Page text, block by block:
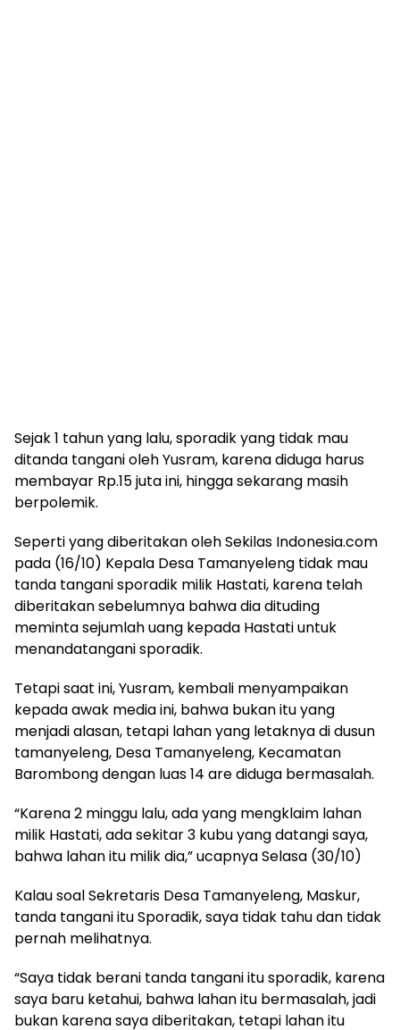
Sejak 1 tahun yang lalu, sporadik yang tidak mau
ditanda tangani oleh Yusram, karena diduga harus
membayar Rp.15 juta ini, hingga sekarang masih
berpolemik.
Seperti yang diberitakan oleh Sekilas Indonesia.com
pada (16/10) Kepala Desa Tamanyeleng tidak mau
tanda tangani sporadik milik Hastati, karena telah
diberitakan sebelumnya bahwa dia dituding
meminta sejumlah uang kepada Hastati untuk
menandatangani sporadik.
Tetapi saat ini, Yusram, kembali menyampaikan
kepada awak media ini, bahwa bukan itu yang
menjadi alasan, tetapi lahan yang letaknya di dusun
tamanyeleng, Desa Tamanyeleng, Kecamatan
Barombong dengan luas 14 are diduga bermasalah.
“Karena 2 minggu lalu, ada yang mengklaim lahan
milik Hastati, ada sekitar 3 kubu yang datangi saya,
bahwa lahan itu milik dia,” ucapnya Selasa (30/10)
Kalau soal Sekretaris Desa Tamanyeleng, Maskur,
tanda tangani itu Sporadik, saya tidak tahu dan tidak
pernah melihatnya.
“Saya tidak berani tanda tangani itu sporadik, karena
saya baru ketahui, bahwa lahan itu bermasalah, jadi
bukan karena saya diberitakan, tetapi lahan itu